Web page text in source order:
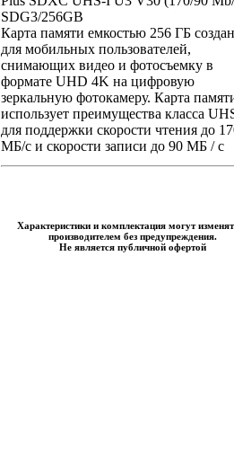
SDG3/256GB
Карта памяти емкостью 256 ГБ
для мобильных пользователей,
снимающих видео и фотосъемку в
формате UHD 4K на цифровую
зеркальную фотокамеру. Карта
использует преимущества класса
для поддержки скорости чтения до
МБ/с и скорости записи до 90 МБ / с
Характеристики и комплектация могут
производителем без предупреждения.
Не является публичной офертой